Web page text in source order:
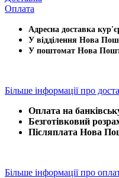
Оплата
Адресна доставка
У відділення Нова
У поштомат Нова
Більше інформації про
Оплата на
Безготівковий
Післяплата Нова
Більше інформації про